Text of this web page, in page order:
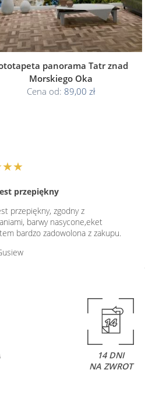
panorama Tatr znad
Morskiego Oka
Cena od: 89,00 zł
przepiękny
przepiękny, zgodny z
barwy nasycone,eket
bardzo zadowolona z zakupu.
14 DNI
NA ZWROT